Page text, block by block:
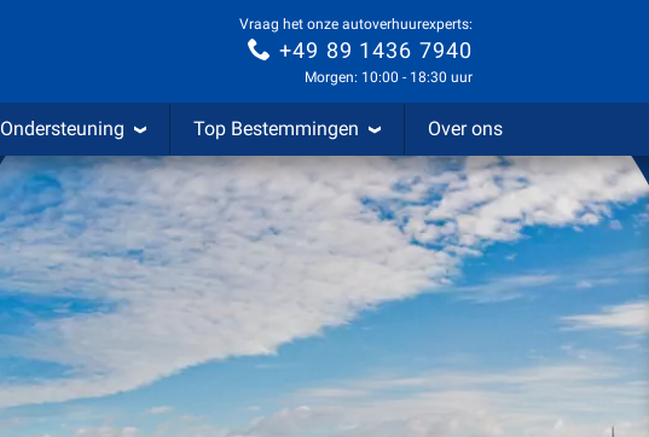
Vraag het onze autoverhuurexperts:
+49 89 1436 7940
Morgen: 10:00 - 18:30 uur
Ondersteuning Top Bestemmingen Over ons